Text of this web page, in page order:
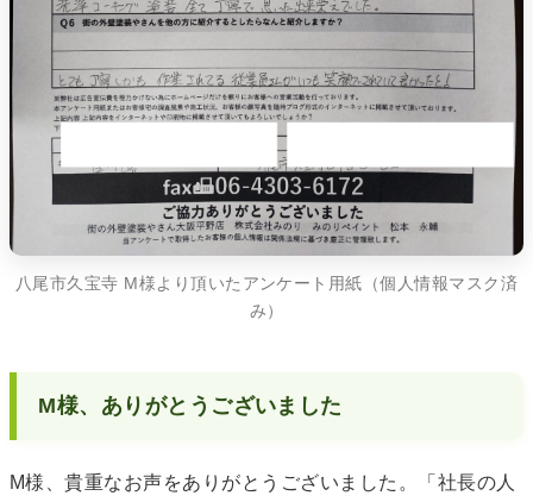
八尾市久宝寺 M様より頂いたアンケート用紙（個人情報マスク済
み）
M様、ありがとうございました
M様、貴重なお声をありがとうございました。「社長の人